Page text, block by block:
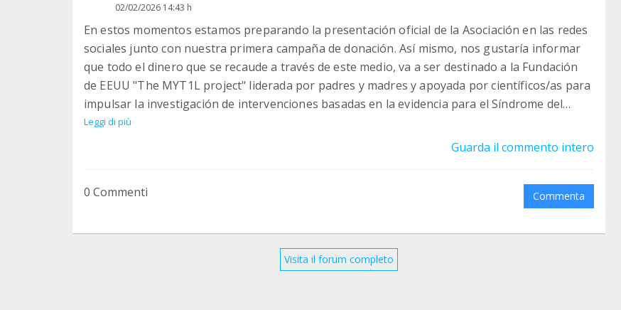
02/02/2026 14:43 h
En estos momentos estamos preparando la presentación oficial de la Asociación en las redes
sociales junto con nuestra primera campaña de donación. Así mismo, nos gustaría informar
que todo el dinero que se recaude a través de este medio, va a ser destinado a la Fundación
de EEUU "The MYT1L project" liderada por padres y madres y apoyada por científicos/as para
impulsar la investigación de intervenciones basadas en la evidencia para el Síndrome del
Neurodesarrollo MYT1L.
Leggi di più
Guarda il commento intero
0 Commenti Commenta
Visita il forum completo